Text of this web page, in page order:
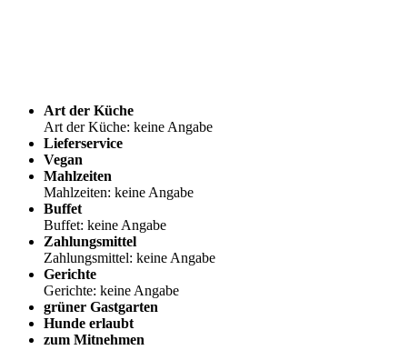
Art der Küche
Art der Küche: keine Angabe
Lieferservice
Vegan
Mahlzeiten
Mahlzeiten: keine Angabe
Buffet
Buffet: keine Angabe
Zahlungsmittel
Zahlungsmittel: keine Angabe
Gerichte
Gerichte: keine Angabe
grüner Gastgarten
Hunde erlaubt
zum Mitnehmen